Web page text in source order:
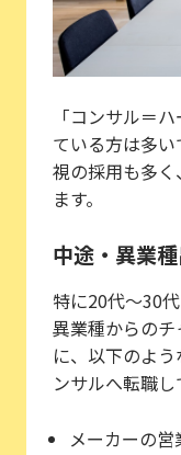
「コンサル＝
ている方は多
視の採用も多
ます。
中途・異業
特に20代〜30
異業種からの
に、以下のよ
ンサルへ転職し
メーカーの営